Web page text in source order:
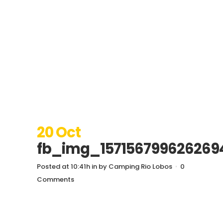
20 Oct
Posted at 10:41h in by Camping Rio Lobos
0
Comments